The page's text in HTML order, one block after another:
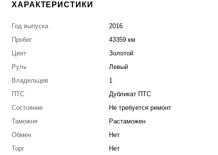
ХАРАКТЕРИСТИКИ
Год выпуска
2016
Пробег
43359 км
Цвет
Золотой
Руль
Левый
Владельцев
1
ПТС
Дубликат ПТС
Состояние
Не требуется ремонт
Таможня
Растаможен
Обмен
Нет
Торг
Нет